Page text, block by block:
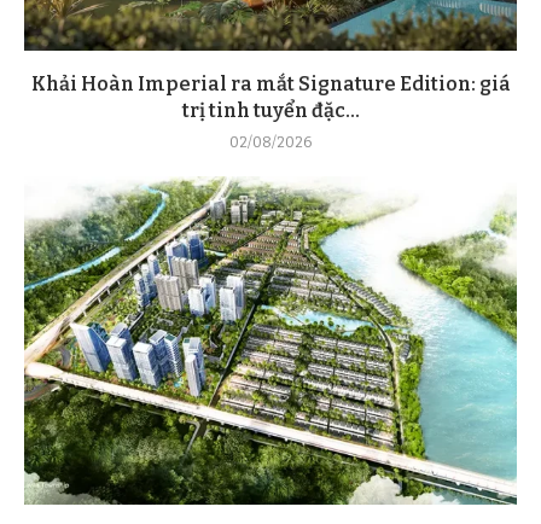
Khải Hoàn Imperial ra mắt Signature Edition: giá
trị tinh tuyển đặc...
02/08/2026